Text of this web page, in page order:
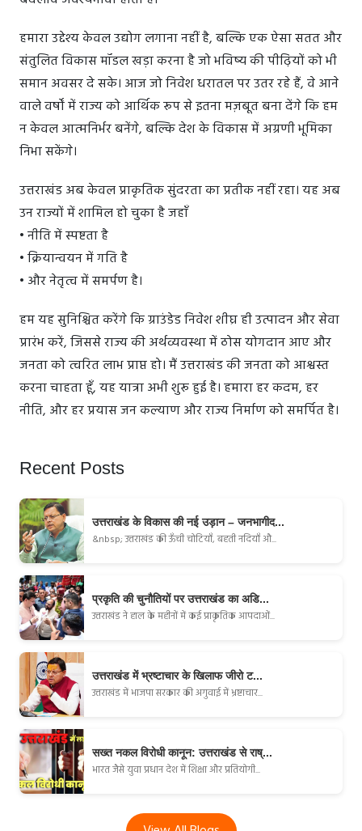
हमारा उद्देश्य केवल उद्योग लगाना नहीं है, बल्कि एक ऐसा सतत और
संतुलित विकास मॉडल खड़ा करना है जो भविष्य की पीढ़ियों को भी
समान अवसर दे सके। आज जो निवेश धरातल पर उतर रहे हैं, वे आने
वाले वर्षों में राज्य को आर्थिक रूप से इतना मज़बूत बना देंगे कि हम
न केवल आत्मनिर्भर बनेंगे, बल्कि देश के विकास में अग्रणी भूमिका
निभा सकेंगे।
उत्तराखंड अब केवल प्राकृतिक सुंदरता का प्रतीक नहीं रहा। यह अब
उन राज्यों में शामिल हो चुका है जहाँ
• नीति में स्पष्टता है
• क्रियान्वयन में गति है
• और नेतृत्व में समर्पण है।
हम यह सुनिश्चित करेंगे कि ग्राउंडेड निवेश शीघ्र ही उत्पादन और सेवा
प्रारंभ करें, जिससे राज्य की अर्थव्यवस्था में ठोस योगदान आए और
जनता को त्वरित लाभ प्राप्त हो। मैं उत्तराखंड की जनता को आश्वस्त
करना चाहता हूँ, यह यात्रा अभी शुरू हुई है। हमारा हर कदम, हर
नीति, और हर प्रयास जन कल्याण और राज्य निर्माण को समर्पित है।
Recent Posts
उत्तराखंड के विकास की नई उड़ान – जनभागीद...
&nbsp; उत्तराखंड की ऊँची चोटियाँ, बहती नदियाँ औ...
प्रकृति की चुनौतियों पर उत्तराखंड का अडि...
उत्तराखंड ने हाल के महीनों में कई प्राकृतिक आपदाओं...
उत्तराखंड में भ्रष्टाचार के खिलाफ जीरो ट...
उत्तराखंड में भाजपा सरकार की अगुवाई में भ्रष्टाचार...
सख्त नकल विरोधी कानून: उत्तराखंड से राष्...
भारत जैसे युवा प्रधान देश में शिक्षा और प्रतियोगी...